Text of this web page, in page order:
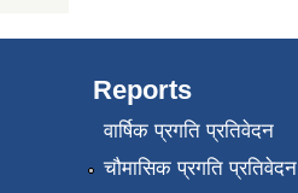
Reports
वार्षिक प्रगति प्रतिवेदन
चौमासिक प्रगति प्रतिवेदन